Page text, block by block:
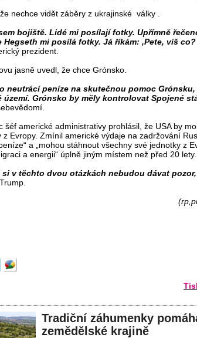
nechce vidět záběry z ukrajinské války .
bojiště. Lidé mi posílají fotky. Upřímně
Hegseth mi posílá fotky. Já říkám: ‚Pete, víš
prezident.
jasně uvedl, že chce Grónsko.
neutrácí peníze na skutečnou pomoc
území. Grónsko by měly kontrolovat Spojené
šéf americké administrativy prohlásil, že USA by
z Evropy. Zmínil americké výdaje na zadržování
a „mohou stáhnout všechny své jednotky z
a energii“ úplně jiným místem než před 20 lety.
si v těchto dvou otázkách nebudou dávat
Tradiční záhumenky
zemědělské krajině